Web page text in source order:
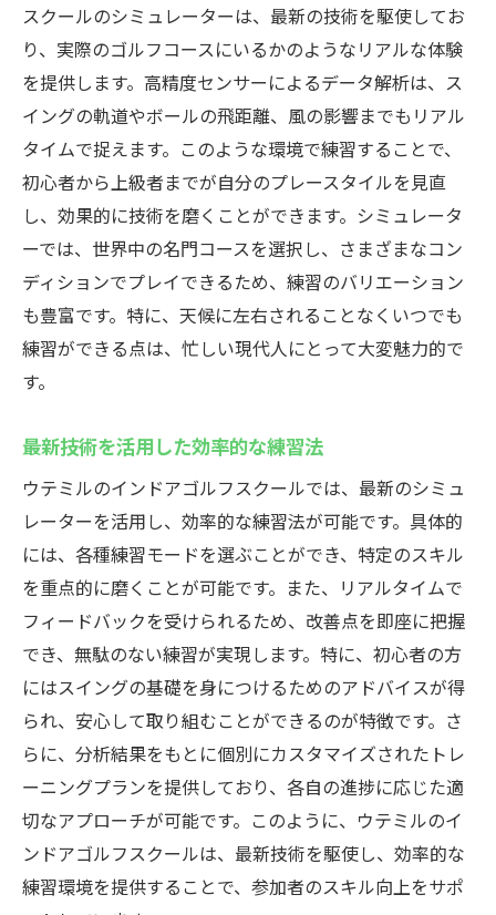
スクールのシミュレーターは、最新の技術を駆使してお
り、実際のゴルフコースにいるかのようなリアルな体験
を提供します。高精度センサーによるデータ解析は、ス
イングの軌道やボールの飛距離、風の影響までもリアル
タイムで捉えます。このような環境で練習することで、
初心者から上級者までが自分のプレースタイルを見直
し、効果的に技術を磨くことができます。シミュレータ
ーでは、世界中の名門コースを選択し、さまざまなコン
ディションでプレイできるため、練習のバリエーション
も豊富です。特に、天候に左右されることなくいつでも
練習ができる点は、忙しい現代人にとって大変魅力的で
す。
最新技術を活用した効率的な練習法
ウテミルのインドアゴルフスクールでは、最新のシミュ
レーターを活用し、効率的な練習法が可能です。具体的
には、各種練習モードを選ぶことができ、特定のスキル
を重点的に磨くことが可能です。また、リアルタイムで
フィードバックを受けられるため、改善点を即座に把握
でき、無駄のない練習が実現します。特に、初心者の方
にはスイングの基礎を身につけるためのアドバイスが得
られ、安心して取り組むことができるのが特徴です。さ
らに、分析結果をもとに個別にカスタマイズされたトレ
ーニングプランを提供しており、各自の進捗に応じた適
切なアプローチが可能です。このように、ウテミルのイ
ンドアゴルフスクールは、最新技術を駆使し、効率的な
練習環境を提供することで、参加者のスキル向上をサポ